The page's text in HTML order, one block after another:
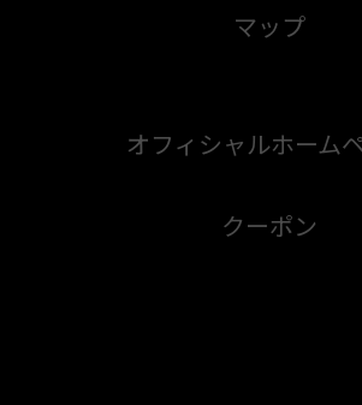
マップ
オフィシャルホーム
クーポン